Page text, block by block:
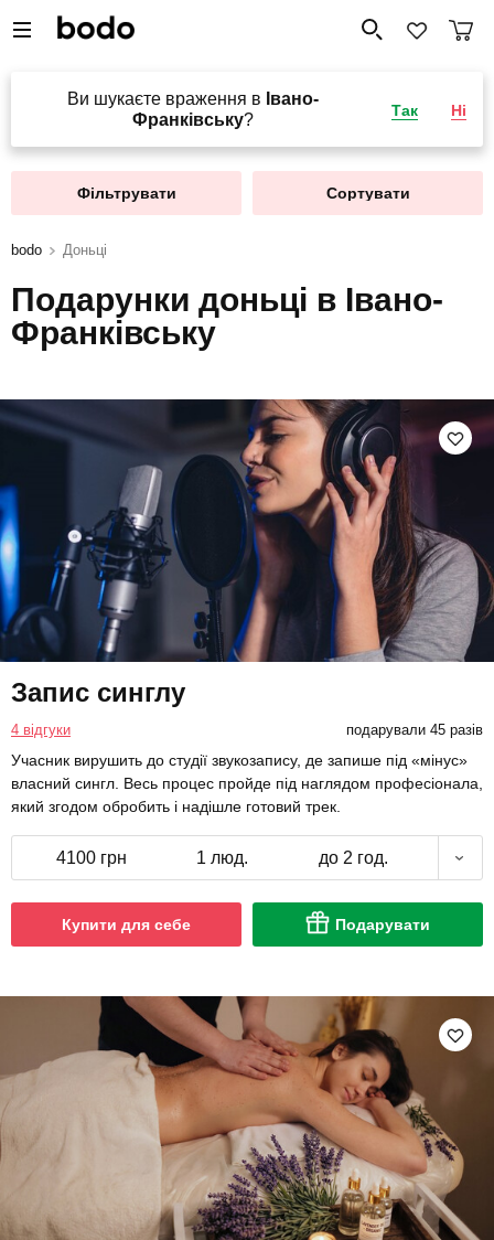
Ви шукаєте враження в Івано-
Франківську?
Так Ні
Фільтрувати Сортувати
bodo Доньці
Подарунки доньці в Івано-
Франківську
Запис синглу
4 відгуки подарували 45 разів
Учасник вирушить до студії звукозапису, де запише під «мінус»
власний сингл. Весь процес пройде під наглядом професіонала,
який згодом обробить і надішле готовий трек.
4100 грн 1 люд. до 2 год.
Купити для себе Подарувати